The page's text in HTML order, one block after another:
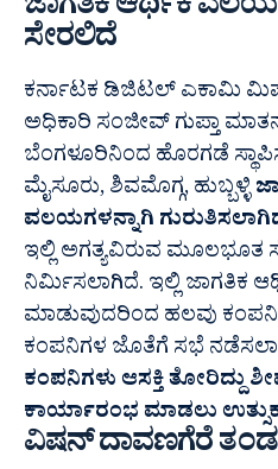
ಜಾಗತಿಕ ಆರ್ಥಿಕ
ಸೇರಲಿದೆ
ಕರ್ನಾಟಕ ಡಿಜಿಟಲ್ ಎಕಾಮಿ
ಅಧಿಕಾರಿ ಸಂಜೀವ್ ಗುಪ್ತಾ
ಬೆಂಗಳೂರಿನಿಂದ ಹೊರಗಡೆ
ಮೈಸೂರು, ಶಿವಮೊಗ್ಗ, ಹುಬ್ಬಳ್ಳಿ
ವಲಯಗಳನ್ನಾಗಿ
ಇಲ್ಲಿ ಅಗತ್ಯವಿರುವ
ನಿರ್ಮಿಸಲಾಗಿದೆ. ಇಲ್ಲಿ ಜಾಗತಿಕ
ಮಾಡುವುದರಿಂದ ಹಲವು
ಕಂಪನಿಗಳ ಜೊತೆಗೆ ಸಭೆ
ಕಂಪನಿಗಳು ಆಸಕ್ತಿ ತೋರಿದ್ದು
ಕಾರ್ಯಾರಂಭ ಮಾಡಲು
ವಿಷನ್ ದಾವಣಗೆರೆ